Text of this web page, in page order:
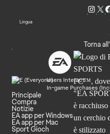
Lingua
Torna
Users Interact
In-game Purchases
Principale
Compra
Notizie
EA app per Windows
EA app per Mac
Sport Gioch